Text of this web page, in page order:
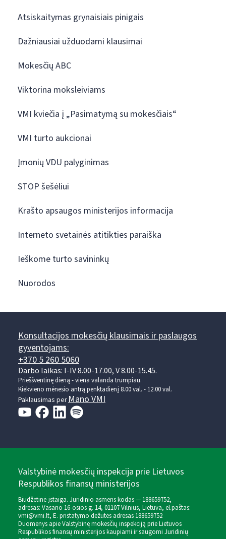
Atsiskaitymas grynaisiais pinigais
Dažniausiai užduodami klausimai
Mokesčių ABC
Viktorina moksleiviams
VMI kviečia į „Pasimatymą su mokesčiais“
VMI turto aukcionai
Įmonių VDU palyginimas
STOP šešėliui
Krašto apsaugos ministerijos informacija
Interneto svetainės atitikties paraiška
Ieškome turto savininkų
Nuorodos
Konsultacijos mokesčių klausimais ir paslaugos
gyventojams:
+370 5 260 5060
Darbo laikas: I-IV 8.00-17.00, V 8.00-15.45.
Prieššventinę dieną - viena valanda trumpiau.
Kiekvieno mėnesio antrą penktadienį 8.00 val. - 12.00 val.
Paklausimas perMano VMI
Valstybinė mokesčių inspekcija prie Lietuvos
Respublikos finansų ministerijos
Biudžetinė įstaiga. Juridinio asmens kodas — 188659752,
adresas: Vasario 16-osios g. 14, 01107 Vilnius, Lietuva, el.paštas:
vmi@vmi.lt, E. pristatymo dėžutės adresas 188659752
Duomenys apie Valstybinę mokesčių inspekciją prie Lietuvos
Respublikos finansų ministerijos kaupiami ir saugomi Juridinių